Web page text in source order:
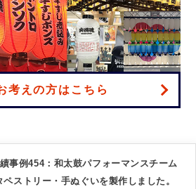
考えの方はこちら
事例454：和太鼓パフォーマンスチーム
ストリー・手ぬぐいを製作しました。